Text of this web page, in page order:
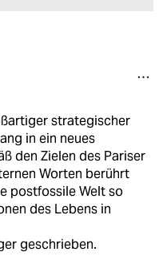
strategischer
in ein neues
den Zielen des Pariser
Worten berührt
postfossile Welt so
des Lebens in
geschrieben.